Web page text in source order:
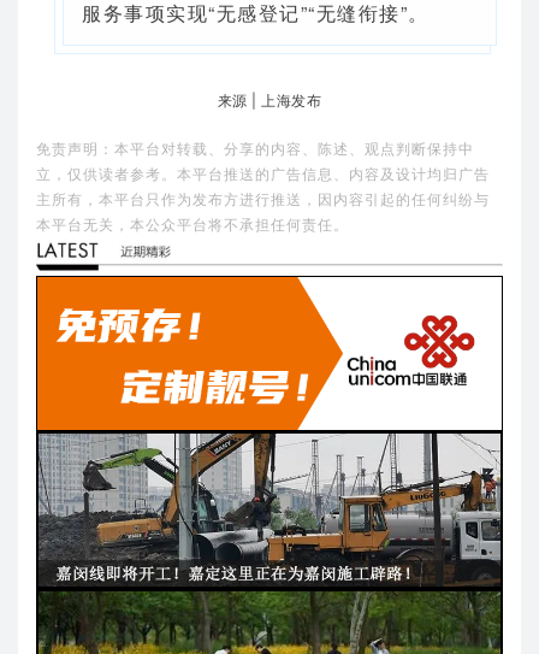
服务事项实现“无感登记”“无缝衔接”。
来源 | 上海发布
免责声明：本平台对转载、分享的内容、陈述、观点判断保持中
立，仅供读者参考。本平台推送的广告信息、内容及设计均归广告
主所有，本平台只作为发布方进行推送，因内容引起的任何纠纷与
本平台无关，本公众平台将不承担任何责任。